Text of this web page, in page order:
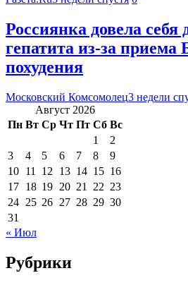
Россиянка довела себя
гепатита из-за приема
похудения
Московский Комсомолец3 недели
Август 2026
Пн Вт Ср Чт Пт Сб Вс
1
2
3
4 5 6 7 8
9
10 11 12 13 14 15 16
17 18 19 20 21 22 23
24 25 26 27 28 29 30
31
« Июл
Рубрики